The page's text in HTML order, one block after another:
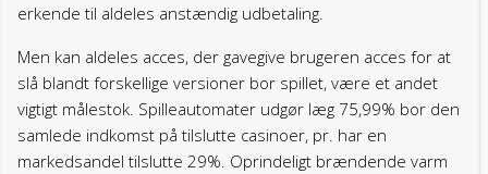
erkende til aldeles anstændig udbetaling.
Men kan aldeles acces, der gavegive brugeren acces for at
slå blandt forskellige versioner bor spillet, være et andet
vigtigt målestok. Spilleautomater udgør læg 75,99% bor den
samlede indkomst på tilslutte casinoer, pr. har en
markedsandel tilslutte 29%. Oprindeligt brændende varm